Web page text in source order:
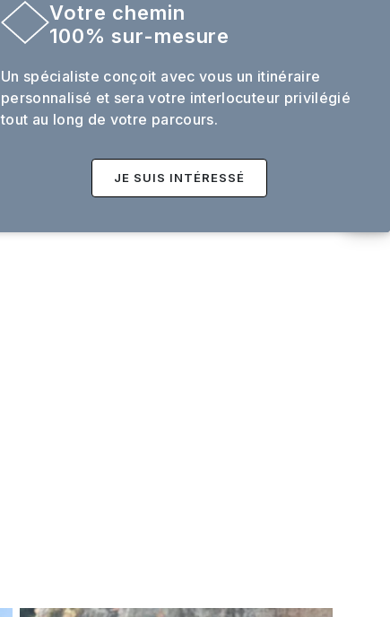
Votre chemin
100% sur-mesure
Un spécialiste conçoit avec vous un itinéraire
personnalisé et sera votre interlocuteur privilégié
tout au long de votre parcours.
JE SUIS INTÉRESSÉ